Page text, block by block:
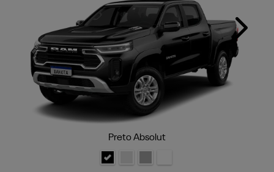
Preto Absolut
Next